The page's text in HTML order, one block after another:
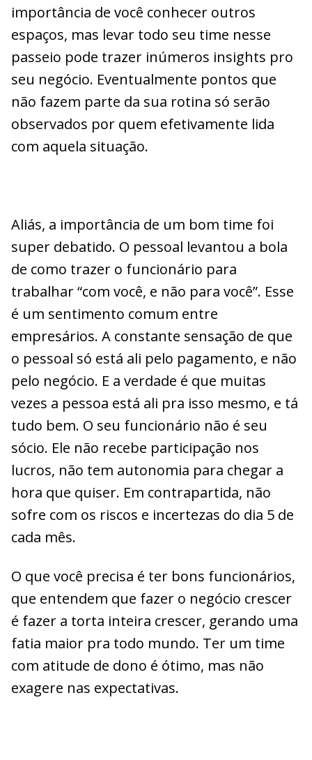
importância de você conhecer outros
espaços, mas levar todo seu time nesse
passeio pode trazer inúmeros insights pro
seu negócio. Eventualmente pontos que
não fazem parte da sua rotina só serão
observados por quem efetivamente lida
com aquela situação.
Aliás, a importância de um bom time foi
super debatido. O pessoal levantou a bola
de como trazer o funcionário para
trabalhar “com você, e não para você”. Esse
é um sentimento comum entre
empresários. A constante sensação de que
o pessoal só está ali pelo pagamento, e não
pelo negócio. E a verdade é que muitas
vezes a pessoa está ali pra isso mesmo, e tá
tudo bem. O seu funcionário não é seu
sócio. Ele não recebe participação nos
lucros, não tem autonomia para chegar a
hora que quiser. Em contrapartida, não
sofre com os riscos e incertezas do dia 5 de
cada mês.
O que você precisa é ter bons funcionários,
que entendem que fazer o negócio crescer
é fazer a torta inteira crescer, gerando uma
fatia maior pra todo mundo. Ter um time
com atitude de dono é ótimo, mas não
exagere nas expectativas.